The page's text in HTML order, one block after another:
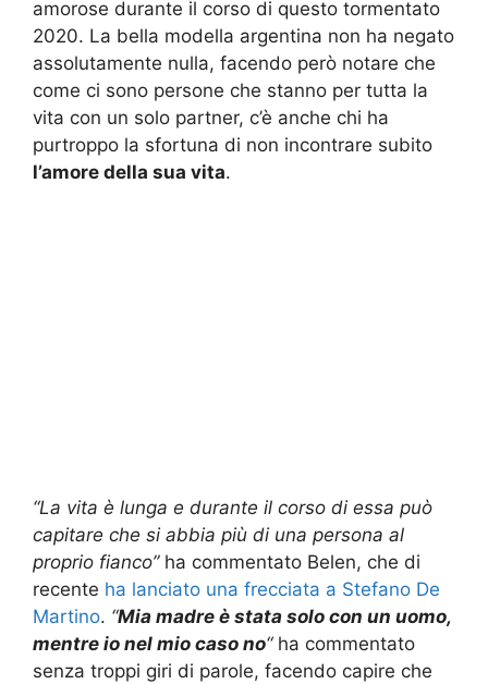
amorose durante il corso di questo tormentato
2020. La bella modella argentina non ha negato
assolutamente nulla, facendo però notare che
come ci sono persone che stanno per tutta la
vita con un solo partner, c’è anche chi ha
purtroppo la sfortuna di non incontrare subito
l’amore della sua vita.
“La vita è lunga e durante il corso di essa può
capitare che si abbia più di una persona al
proprio fianco”ha commentato Belen, che di
recente ha lanciato una frecciata a Stefano De
Martino. “Mia madre è stata solo con un uomo,
mentre io nel mio caso no“ha commentato
senza troppi giri di parole, facendo capire che